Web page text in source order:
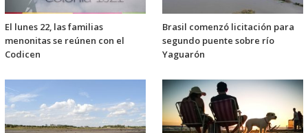
El lunes 22, las familias
menonitas se reúnen con el
Codicen
Brasil comenzó licitación para
segundo puente sobre río
Yaguarón